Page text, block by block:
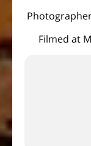
Filmed at